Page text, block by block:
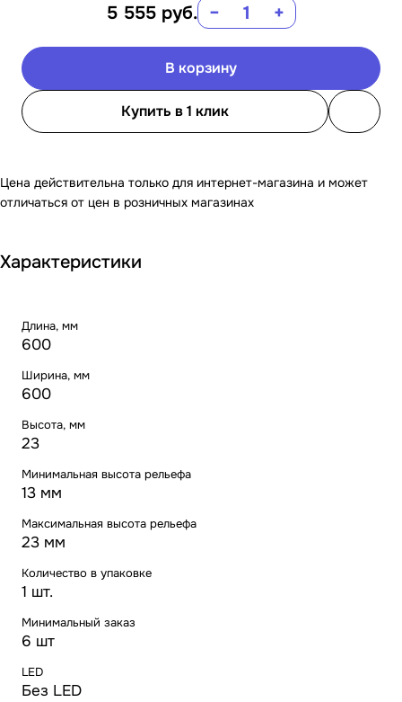
5 555 руб. − +
В корзину
Купить в 1 клик
Цена действительна только для интернет-магазина и может
отличаться от цен в розничных магазинах
Характеристики
Длина, мм
600
Ширина, мм
600
Высота, мм
23
Минимальная высота рельефа
13 мм
Максимальная высота рельефа
23 мм
Количество в упаковке
1 шт.
Минимальный заказ
6 шт
LED
Без LED